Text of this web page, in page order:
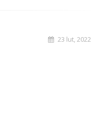
23 lut, 2022